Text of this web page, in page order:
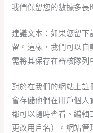
我們保留您的數據多長
建議文本：如果您留
留。這樣，我們可以
需將其保存在審核隊列
對於在我們的網站上註
會存儲他們在用戶個人
都可以隨時查看、編輯
更改用戶名）。網站管